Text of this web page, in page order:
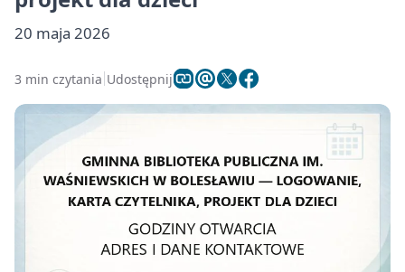
20 maja 2026
3 min czytania Udostępnij